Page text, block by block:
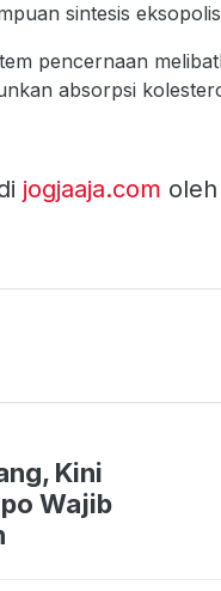
sintesis
pencernaan
absorpsi
jogjaaja.com
Kini
Wajib